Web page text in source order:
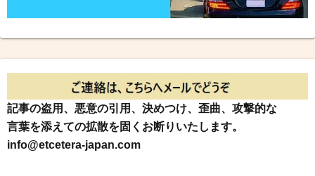
記事の盗用、悪意の引用、決めつけ、歪曲、攻撃的な
言葉を添えての拡散を固くお断りいたします。
info@etcetera-japan.com